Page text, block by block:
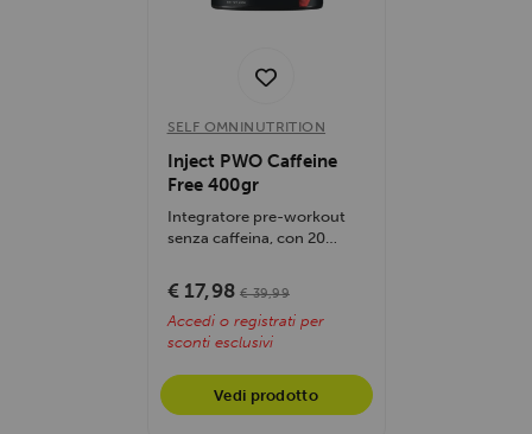
SELF OMNINUTRITION
Inject PWO Caffeine
Free 400gr
Integratore pre-workout
senza caffeina, con 20
resistenza....
€ 17,98 € 39,99
Accedi o registrati per
sconti esclusivi
Vedi prodotto